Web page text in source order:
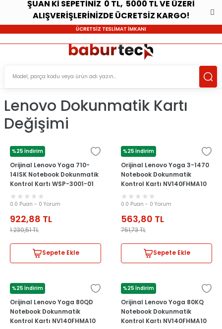
ŞUAN Kİ SEPETİNİZ 0 TL, 5000 TL VE ÜZERİ
ALIŞVERİŞLERİNİZDE ÜCRETSİZ KARGO!
ÜCRETSİZ TESLİMAT İMKANI
Lenovo Dokunmatik Kartı
Değişimi
%25 İndirim
LENOVO
Orijinal Lenovo Yoga 710-
14ISK Notebook Dokunmatik
Kontrol Kartı WSP-3001-01
0.0 Puan - 0 Yorum
922,88 TL
1.230,51TL
Sepete Ekle
%25 İndirim
LENOVO
Orijinal Lenovo Yoga 3-1470
Notebook Dokunmatik
Kontrol Kartı NV140FHMA10
0.0 Puan - 0 Yorum
563,80 TL
751,73TL
Sepete Ekle
%25 İndirim
LENOVO
Orijinal Lenovo Yoga 80QD
Notebook Dokunmatik
Kontrol Kartı NV140FHMA10
%25 İndirim
LENOVO
Orijinal Lenovo Yoga 80KQ
Notebook Dokunmatik
Kontrol Kartı NV140FHMA10